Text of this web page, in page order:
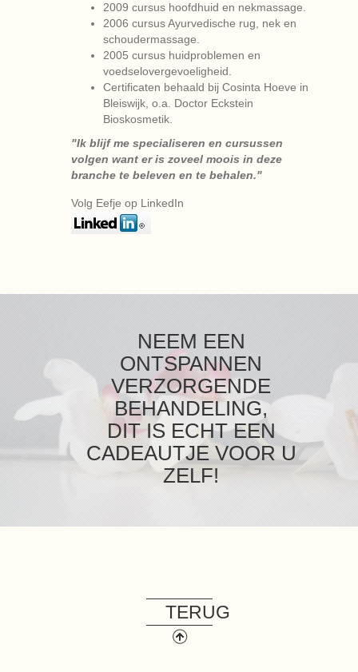
2009 cursus hoofdhuid en nekmassage.
2006 cursus Ayurvedische rug, nek en
schoudermassage.
2005 cursus huidproblemen en
voedselovergevoeligheid.
Certificaten behaald bij Cosinta Hoeve in
Bleiswijk, o.a. Doctor Eckstein
Bioskosmetik.
"Ik blijf me specialiseren en cursussen
volgen want er is zoveel moois in deze
branche te beleven en te behalen."
Volg Eefje op LinkedIn
NEEM EEN
ONTSPANNEN
VERZORGENDE
BEHANDELING,
DIT IS ECHT EEN
CADEAUTJE VOOR U
ZELF!
TERUG